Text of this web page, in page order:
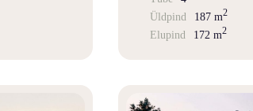
Üldpind
187 m2
Elupind 172 m2